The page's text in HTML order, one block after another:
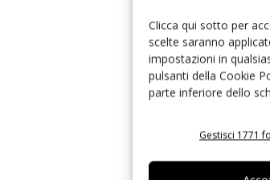
Clicca qui sotto per
scelte saranno
impostazioni in
pulsanti della Cookie
parte inferiore dello
Gestisci 1771